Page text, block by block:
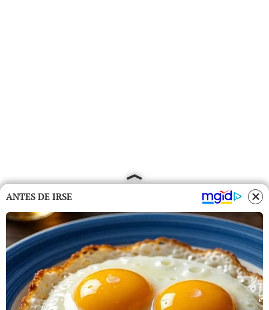
ANTES DE IRSE